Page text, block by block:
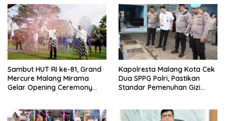
Sambut HUT RI ke-81, Grand
Mercure Malang Mirama
Gelar Opening Ceremony
Kapolresta Malang Kota Cek
Dua SPPG Polri, Pastikan
Standar Pemenuhan Gizi